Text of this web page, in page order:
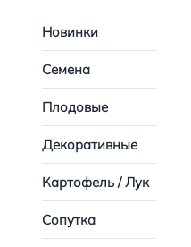
Новинки
Семена
Плодовые
Декоративные
Картофель / Лук
Сопутка